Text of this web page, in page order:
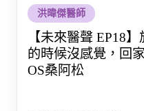
洪暐傑醫師
【未來醫聲 EP18
的時候沒感覺，回
OS桑阿松